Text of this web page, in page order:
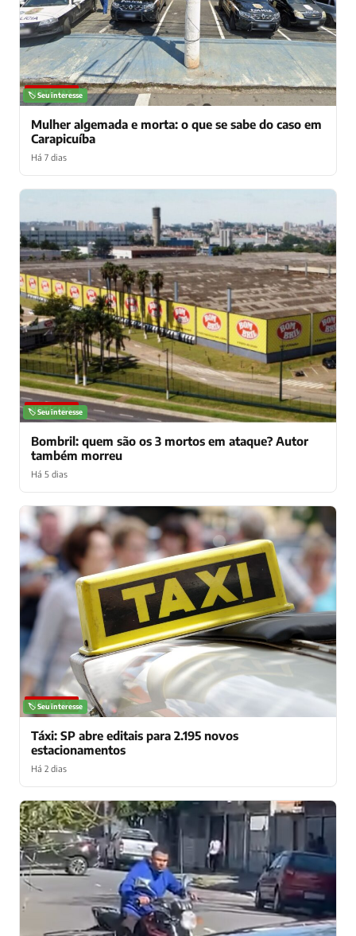
NOTÍCIAS
🏷️ Seu interesse
Mulher algemada e morta: o que se sabe do caso em
Carapicuíba
Há 7 dias
NOTÍCIAS
🏷️ Seu interesse
Bombril: quem são os 3 mortos em ataque? Autor
também morreu
Há 5 dias
NOTÍCIAS
🏷️ Seu interesse
Táxi: SP abre editais para 2.195 novos
estacionamentos
Há 2 dias